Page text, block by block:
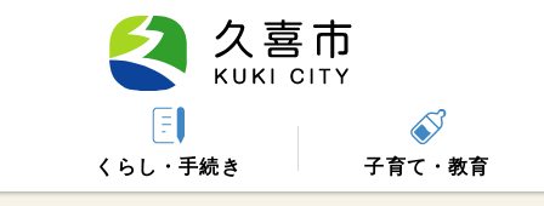
くらし・手続き 子育て・教育